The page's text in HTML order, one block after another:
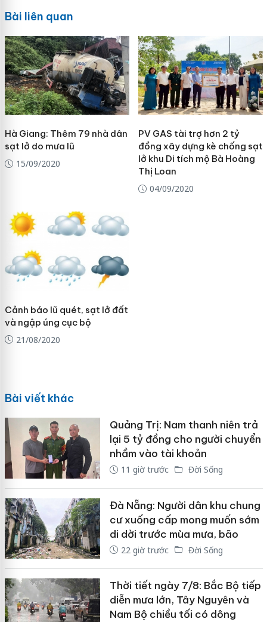
Bài liên quan
Hà Giang: Thêm 79 nhà dân
sạt lở do mưa lũ
15/09/2020
PV GAS tài trợ hơn 2 tỷ
đồng xây dựng kè chống sạt
lở khu Di tích mộ Bà Hoàng
Thị Loan
04/09/2020
Cảnh báo lũ quét, sạt lở đất
và ngập úng cục bộ
21/08/2020
Bài viết khác
Quảng Trị: Nam thanh niên trả
lại 5 tỷ đồng cho người chuyển
nhầm vào tài khoản
11 giờ trước Đời Sống
Đà Nẵng: Người dân khu chung
cư xuống cấp mong muốn sớm
di dời trước mùa mưa, bão
22 giờ trước Đời Sống
Thời tiết ngày 7/8: Bắc Bộ tiếp
diễn mưa lớn, Tây Nguyên và
Nam Bộ chiều tối có dông